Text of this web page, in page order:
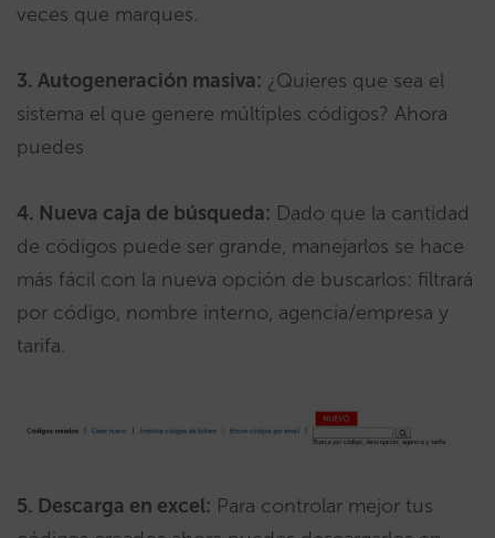
veces que marques.
3. Autogeneración masiva: ¿Quieres que sea el
sistema el que genere múltiples códigos? Ahora
puedes
4. Nueva caja de búsqueda: Dado que la cantidad
de códigos puede ser grande, manejarlos se hace
más fácil con la nueva opción de buscarlos: filtrará
por código, nombre interno, agencia/empresa y
tarifa.
5. Descarga en excel: Para controlar mejor tus